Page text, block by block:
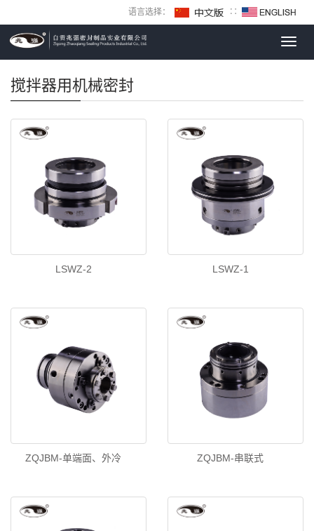
语言选择： ∷
搅拌器用机械密封
LSWZ-2 LSWZ-1
ZQJBM-单端面、外冷 ZQJBM-串联式